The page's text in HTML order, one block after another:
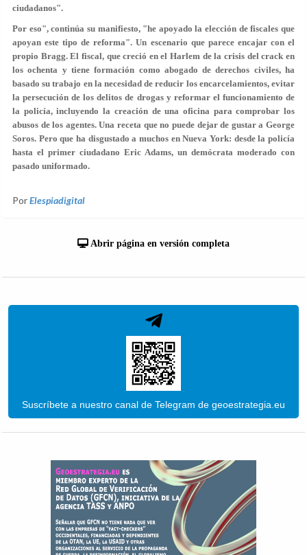
ciudadanos".
Por eso", continúa su manifiesto, "he apoyado la elección de fiscales que
apoyan este tipo de reforma". Un escenario que parece encajar con el
propio Bragg. El fiscal, que creció en el Harlem de la crisis del crack en
los ochenta y tiene formación como abogado de derechos civiles, ha
basado su trabajo en la necesidad de reducir los encarcelamientos, evitar
la persecución de los delitos de drogas y reformar el funcionamiento de
la policía, incluyendo la creación de una oficina para comprobar los
abusos de los agentes. Una receta que no puede dejar de gustar a George
Soros. Pero que ha disgustado a muchos en Nueva York: desde la policía
hasta el primer ciudadano Eric Adams, un demócrata moderado con
pasado uniformado.
PorElespiadigital
Abrir página en versión completa
Suscríbete a nuestro canal de Telegram de geoestrategia.eu